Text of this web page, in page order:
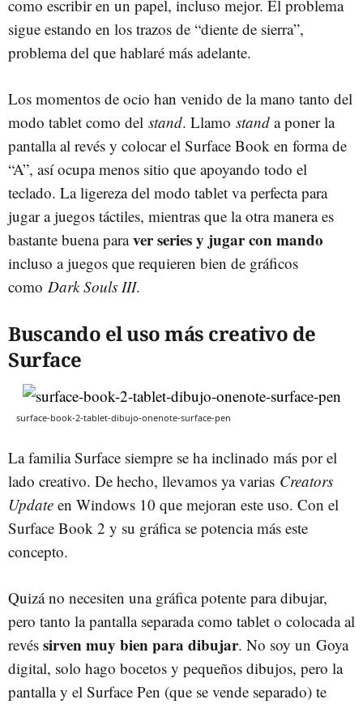
como escribir en un papel, incluso mejor. El problema
sigue estando en los trazos de “diente de sierra”,
problema del que hablaré más adelante.
Los momentos de ocio han venido de la mano tanto del
modo tablet como del stand. Llamo stand a poner la
pantalla al revés y colocar el Surface Book en forma de
“A”, así ocupa menos sitio que apoyando todo el
teclado. La ligereza del modo tablet va perfecta para
jugar a juegos táctiles, mientras que la otra manera es
bastante buena paraver series y jugar con mando
incluso a juegos que requieren bien de gráficos
como Dark Souls III.
Buscando el uso más creativo de
Surface
surface-book-2-tablet-dibujo-onenote-surface-pen
La familia Surface siempre se ha inclinado más por el
lado creativo. De hecho, llevamos ya varias Creators
Update en Windows 10 que mejoran este uso. Con el
Surface Book 2 y su gráfica se potencia más este
concepto.
Quizá no necesiten una gráfica potente para dibujar,
pero tanto la pantalla separada como tablet o colocada al
revés sirven muy bien para dibujar. No soy un Goya
digital, solo hago bocetos y pequeños dibujos, pero la
pantalla y el Surface Pen (que se vende separado) te